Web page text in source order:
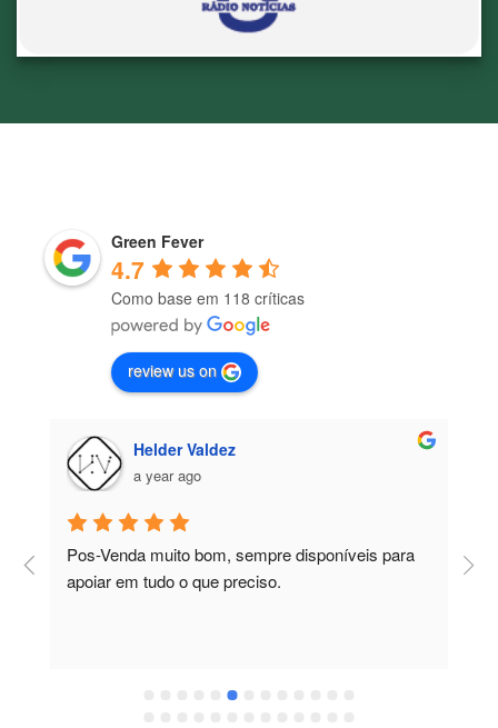
Green Fever
4.7
Como base em 118 críticas
review us on
Helder Valdez
a year ago
Pos-Venda muito bom, sempre disponíveis para
apoiar em tudo o que preciso.